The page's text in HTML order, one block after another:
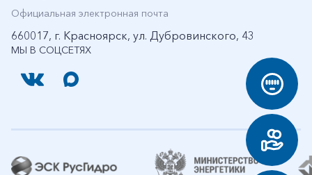
МЫ В СОЦСЕТЯХ
Официальная электронная почта
660017, г. Красноярск, ул. Дубровинского, 43